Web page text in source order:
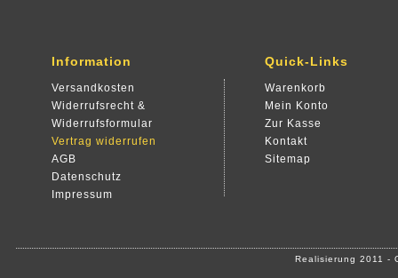
Information
Versandkosten
Widerrufsrecht &
Widerrufsformular
Vertrag widerrufen
AGB
Datenschutz
Impressum
Quick-Links
Warenkorb
Mein Konto
Zur Kasse
Kontakt
Sitemap
Realisierung 2011 -